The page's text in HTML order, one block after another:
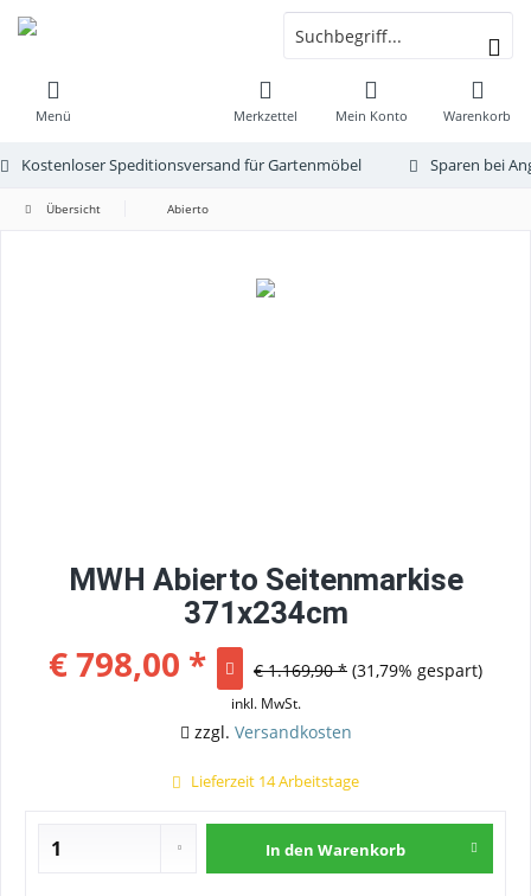
Menü Warenkorb
Merkzettel Mein Konto
Kostenloser Speditionsversand für Gartenmöbel Sparen bei
Übersicht Abierto
MWH Abierto Seitenmarkise
371x234cm
€ 798,00 * € 1.169,90 * (31,79% gespart)
inkl. MwSt.
zzgl. Versandkosten
Lieferzeit 14 Arbeitstage
In den Warenkorb